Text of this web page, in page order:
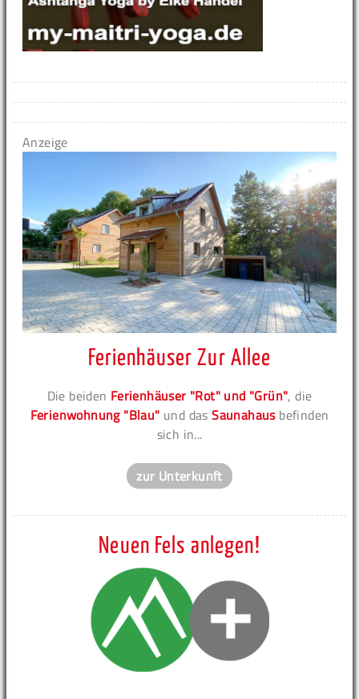
Anzeige
Ferienhäuser Zur Allee
Die beiden Ferienhäuser "Rot" und "Grün", die
Ferienwohnung "Blau" und dasSaunahausbefinden
sich in...
zur Unterkunft
Neuen Fels anlegen!